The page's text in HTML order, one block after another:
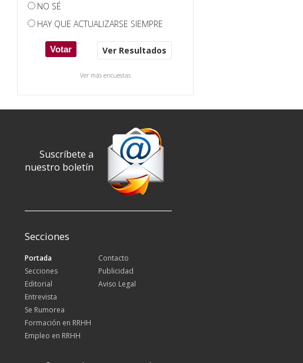
NO SÉ
HAY QUE ACTUALIZARSE SIEMPRE
Ver Resultados
Ver más encuestas
Suscríbete a
nuestro boletín
Secciones
Portada
Secciones
Editorial
Entrevista
Se Rumorea
Formación en RRHH
Empleo en RRHH
Contacto
Publicidad
Aviso Legal